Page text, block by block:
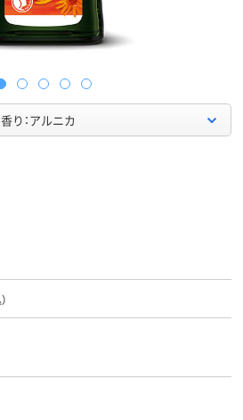
香り：アルニカ